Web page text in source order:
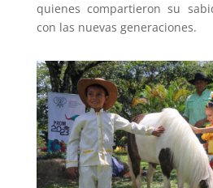
quienes compartieron su
con las nuevas generaciones.